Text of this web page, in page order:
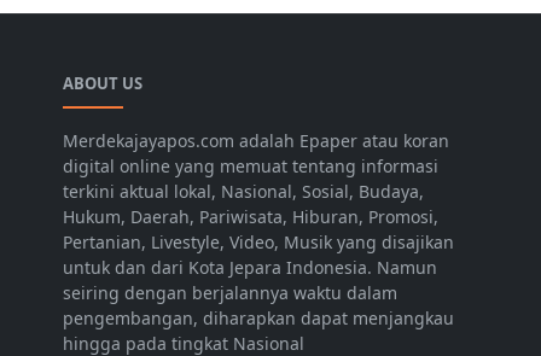
ABOUT US
Merdekajayapos.com adalah Epaper atau koran
digital online yang memuat tentang informasi
terkini aktual lokal, Nasional, Sosial, Budaya,
Hukum, Daerah, Pariwisata, Hiburan, Promosi,
Pertanian, Livestyle, Video, Musik yang disajikan
untuk dan dari Kota Jepara Indonesia. Namun
seiring dengan berjalannya waktu dalam
pengembangan, diharapkan dapat menjangkau
hingga pada tingkat Nasional